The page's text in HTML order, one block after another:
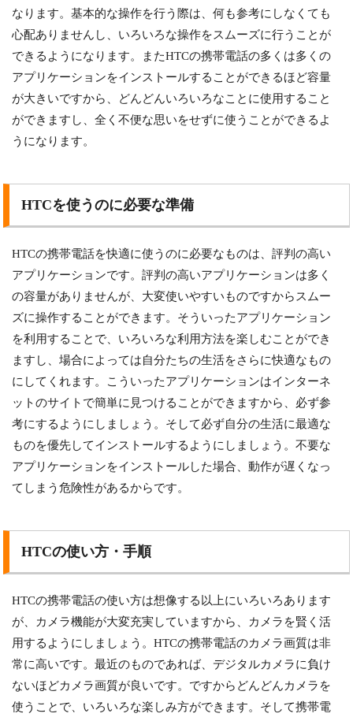
なります。基本的な操作を行う際は、何も参考にしなくても
心配ありませんし、いろいろな操作をスムーズに行うことが
できるようになります。またHTCの携帯電話の多くは多くの
アプリケーションをインストールすることができるほど容量
が大きいですから、どんどんいろいろなことに使用すること
ができますし、全く不便な思いをせずに使うことができるよ
うになります。
HTCを使うのに必要な準備
HTCの携帯電話を快適に使うのに必要なものは、評判の高い
アプリケーションです。評判の高いアプリケーションは多く
の容量がありませんが、大変使いやすいものですからスムー
ズに操作することができます。そういったアプリケーション
を利用することで、いろいろな利用方法を楽しむことができ
ますし、場合によっては自分たちの生活をさらに快適なもの
にしてくれます。こういったアプリケーションはインターネ
ットのサイトで簡単に見つけることができますから、必ず参
考にするようにしましょう。そして必ず自分の生活に最適な
ものを優先してインストールするようにしましょう。不要な
アプリケーションをインストールした場合、動作が遅くなっ
てしまう危険性があるからです。
HTCの使い方・手順
HTCの携帯電話の使い方は想像する以上にいろいろあります
が、カメラ機能が大変充実していますから、カメラを賢く活
用するようにしましょう。HTCの携帯電話のカメラ画質は非
常に高いです。最近のものであれば、デジタルカメラに負け
ないほどカメラ画質が良いです。ですからどんどんカメラを
使うことで、いろいろな楽しみ方ができます。そして携帯電